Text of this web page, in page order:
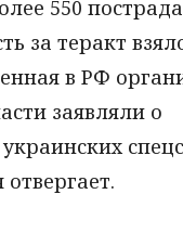
550
за теракт
в РФ
заявляли о